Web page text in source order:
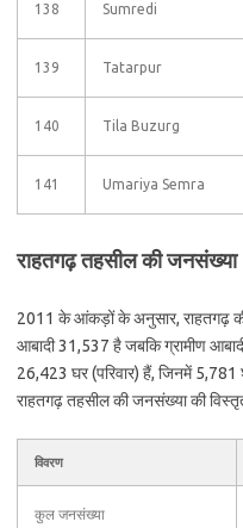
138 Sumredi
139 Tatarpur
140 Tila Buzurg
141 Umariya Semra
राहतगढ़ तहसील की
2011 के आंकड़ों के अनुसार, राहतगढ़
आबादी 31,537 है जबकि ग्रामीण
26,423 घर (परिवार) हैं, जिनमें
राहतगढ़ तहसील की जनसंख्या की
विवरण
कुल जनसंख्या